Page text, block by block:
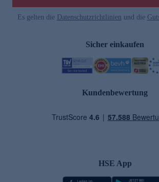
Es gelten die Datenschutzrichtlinien und die
Sicher einkaufen
Kundenbewertung
HSE App